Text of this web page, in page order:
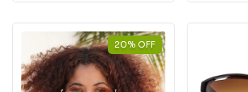
20% OFF